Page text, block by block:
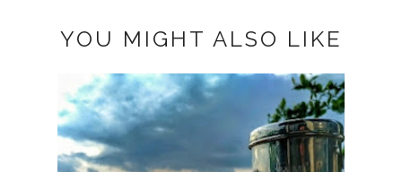
YOU MIGHT ALSO LIKE